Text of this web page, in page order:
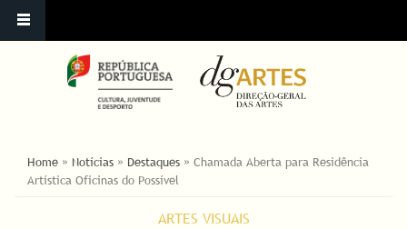
ESTÁ AQUI
Home » Notícias » Destaques » Chamada Aberta para Residência
Artística Oficinas do Possível
ARTES VISUAIS